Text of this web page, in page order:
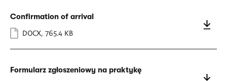
Confirmation of arrival
DOCX, 765.4 KB
Formularz zgłoszeniowy na praktykę